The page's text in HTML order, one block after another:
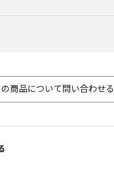
の商品について問い合わせる